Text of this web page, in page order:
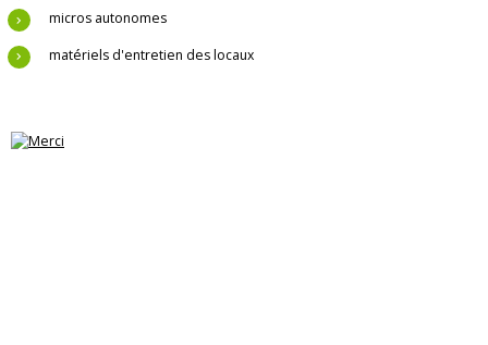
micros autonomes
matériels d'entretien des locaux